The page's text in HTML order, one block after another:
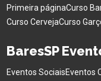
Primeira páginaCurso
Curso CervejaCurso
BaresSP
Eventos SociaisEventos